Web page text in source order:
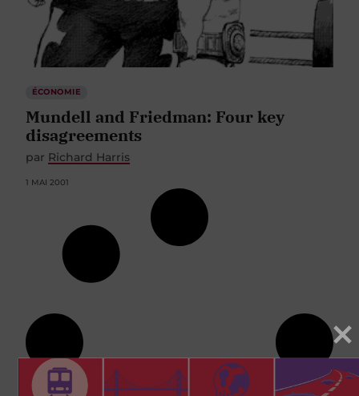
ÉCONOMIE
Mundell and Friedman: Four key
disagreements
par Richard Harris
1 MAI 2001